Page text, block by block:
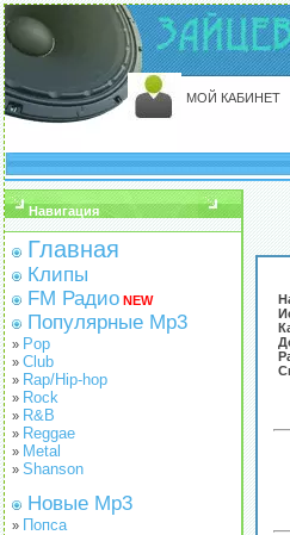
МОЙ КАБИНЕТ
Навигация
Главная
Клипы
FM Радио NEW
Популярные Mp3
» Pop
» Club
» Rap/Hip-hop
» Rock
» R&B
» Reggae
» Metal
» Shanson
Новые Mp3
» Попса